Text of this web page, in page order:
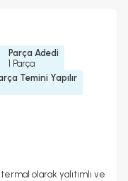
Parça Adedi
1 Parça
Temini Yapılır
olarak yalıtımlı ve